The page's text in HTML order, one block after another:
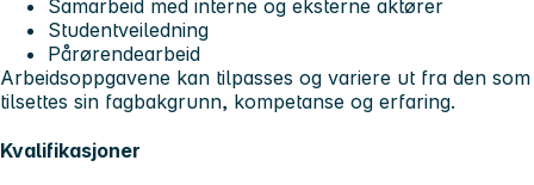
Samarbeid med interne og eksterne aktører
Studentveiledning
Pårørendearbeid
Arbeidsoppgavene kan tilpasses og variere ut fra den som
tilsettes sin fagbakgrunn, kompetanse og erfaring.
Kvalifikasjoner